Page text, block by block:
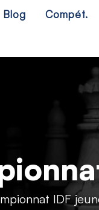
Blog Compét.
IDF